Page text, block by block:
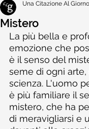
Mistero
Una Citazione Al Giorno
La più bella e
emozione che
è il senso del
seme di ogni
scienza. L'uomo
è più familiare il
mistero, che ha
di meravigliarsi e